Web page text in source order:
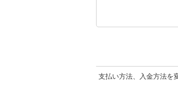
支払い方法、入金方法を